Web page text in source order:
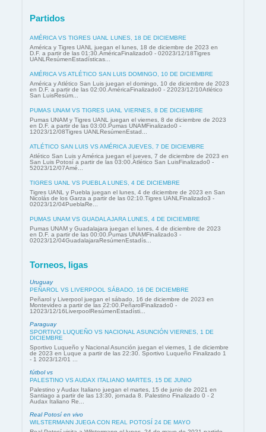
Partidos
AMÉRICA VS TIGRES UANL LUNES, 18 DE DICIEMBRE
América y Tigres UANL juegan el lunes, 18 de diciembre de 2023 en
D.F. a partir de las 01:30.AméricaFinalizado0 - 02023/12/18Tigres
UANLResúmenEstadísticas...
AMÉRICA VS ATLÉTICO SAN LUIS DOMINGO, 10 DE DICIEMBRE
América y Atlético San Luis juegan el domingo, 10 de diciembre de 2023
en D.F. a partir de las 02:00.AméricaFinalizado0 - 22023/12/10Atlético
San LuisResúm...
PUMAS UNAM VS TIGRES UANL VIERNES, 8 DE DICIEMBRE
Pumas UNAM y Tigres UANL juegan el viernes, 8 de diciembre de 2023
en D.F. a partir de las 03:00.Pumas UNAMFinalizado0 -
12023/12/08Tigres UANLResúmenEstad...
ATLÉTICO SAN LUIS VS AMÉRICA JUEVES, 7 DE DICIEMBRE
Atlético San Luis y América juegan el jueves, 7 de diciembre de 2023 en
San Luis Potosí a partir de las 03:00.Atlético San LuisFinalizado0 -
52023/12/07Amé...
TIGRES UANL VS PUEBLA LUNES, 4 DE DICIEMBRE
Tigres UANL y Puebla juegan el lunes, 4 de diciembre de 2023 en San
Nicolás de los Garza a partir de las 02:10.Tigres UANLFinalizado3 -
02023/12/04PueblaRe...
PUMAS UNAM VS GUADALAJARA LUNES, 4 DE DICIEMBRE
Pumas UNAM y Guadalajara juegan el lunes, 4 de diciembre de 2023
en D.F. a partir de las 00:00.Pumas UNAMFinalizado3 -
02023/12/04GuadalajaraResúmenEstadís...
Torneos, ligas
Uruguay
PEÑAROL VS LIVERPOOL SÁBADO, 16 DE DICIEMBRE
Peñarol y Liverpool juegan el sábado, 16 de diciembre de 2023 en
Montevideo a partir de las 22:00.PeñarolFinalizado0 -
12023/12/16LiverpoolResúmenEstadísti...
Paraguay
SPORTIVO LUQUEÑO VS NACIONAL ASUNCIÓN VIERNES, 1 DE
DICIEMBRE
Sportivo Luqueño y Nacional Asunción juegan el viernes, 1 de diciembre
de 2023 en Luque a partir de las 22:30. Sportivo Luqueño Finalizado 1
- 1 2023/12/01 ...
fútbol vs
PALESTINO VS AUDAX ITALIANO MARTES, 15 DE JUNIO
Palestino y Audax Italiano juegan el martes, 15 de junio de 2021 en
Santiago a partir de las 13:30, jornada 8. Palestino Finalizado 0 - 2
Audax Italiano Re...
Real Potosí en vivo
WILSTERMANN JUEGA CON REAL POTOSÍ 24 DE MAYO